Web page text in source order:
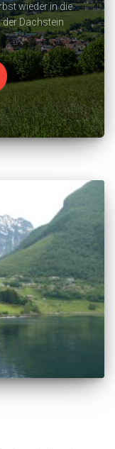
wieder in die
der Dachstein